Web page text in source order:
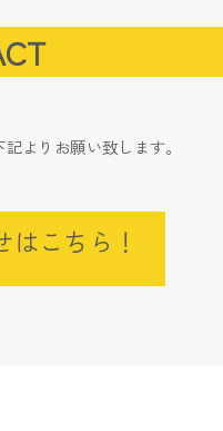
よりお願い致します。
はこちら！